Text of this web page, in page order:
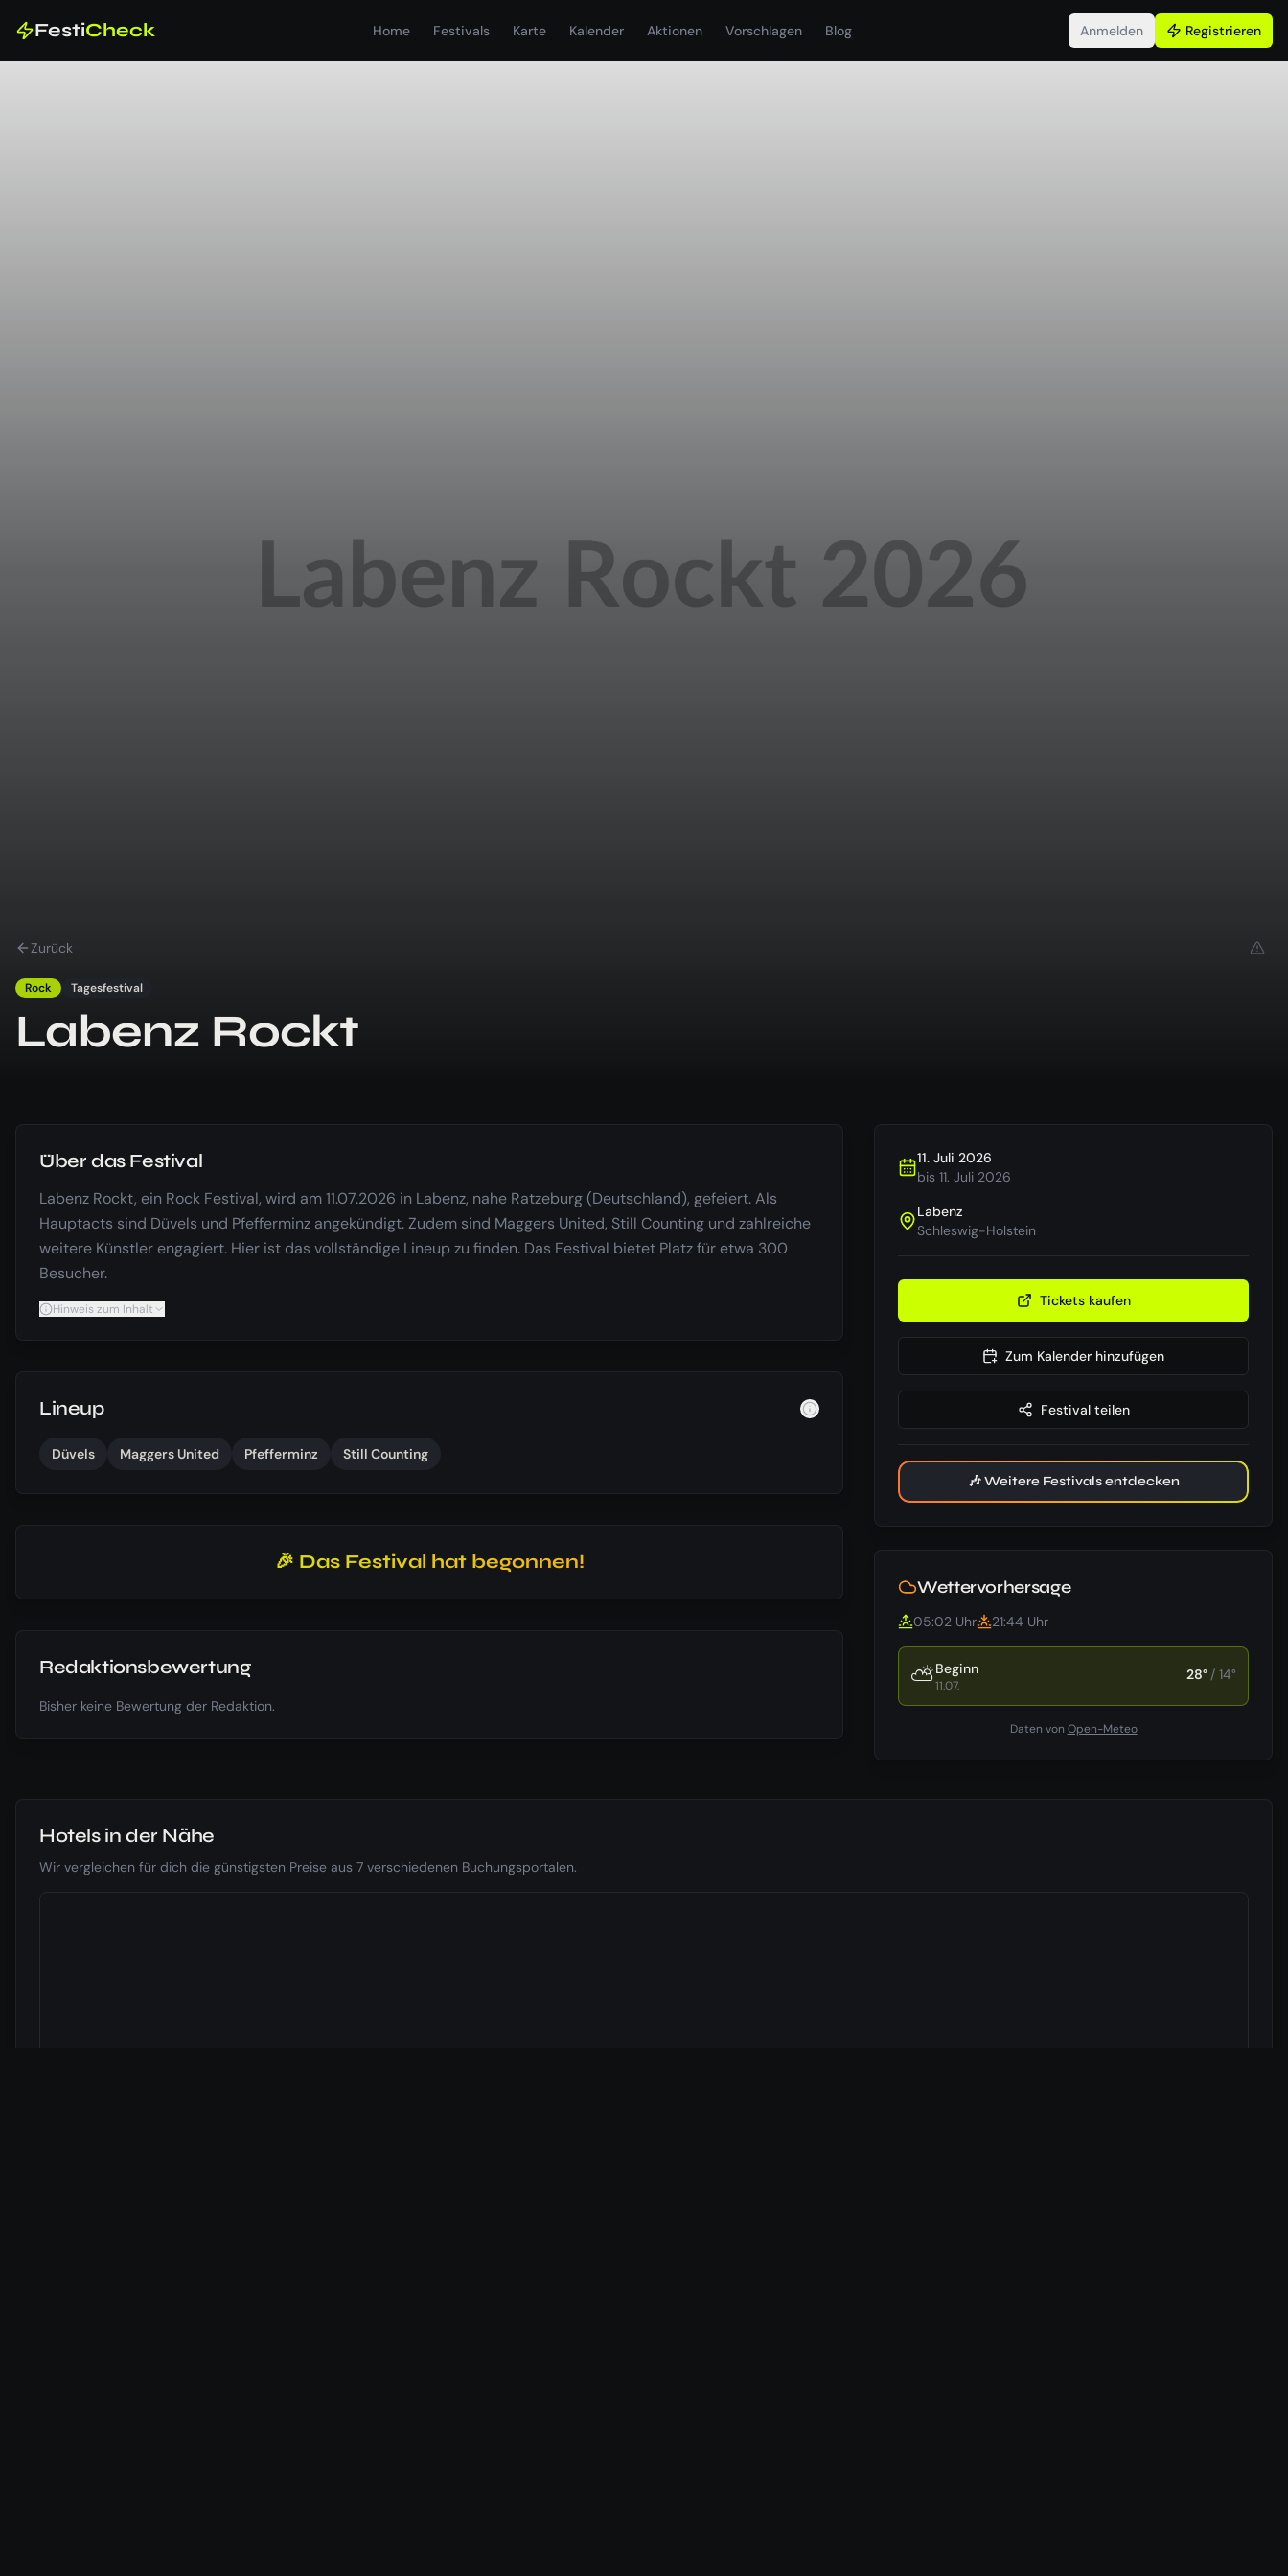
FestiCheck Home Festivals Karte Kalender Aktionen Vorschlagen Blog Anmelden Registrieren
Zurück
Rock Tagesfestival
Labenz Rockt
Über das Festival
Labenz Rockt, ein Rock Festival, wird am 11.07.2026 in Labenz, nahe Ratzeburg (Deutschland), gefeiert. Als
Hauptacts sind Düvels und Pfefferminz angekündigt. Zudem sind Maggers United, Still Counting und zahlreiche
weitere Künstler engagiert. Hier ist das vollständige Lineup zu finden. Das Festival bietet Platz für etwa 300
Besucher.
Hinweis zum Inhalt
Lineup
Düvels Maggers United Pfefferminz Still Counting
🎉 Das Festival hat begonnen!
Redaktionsbewertung
Bisher keine Bewertung der Redaktion.
11. Juli 2026
bis 11. Juli 2026
Labenz
Schleswig-Holstein
Tickets kaufen
Zum Kalender hinzufügen
Festival teilen
🎶 Weitere Festivals entdecken
Wettervorhersage
05:02 Uhr 21:44 Uhr
⛅Beginn
11.07.
28° / 14°
Daten von Open-Meteo
Hotels in der Nähe
Wir vergleichen für dich die günstigsten Preise aus 7 verschiedenen Buchungsportalen.